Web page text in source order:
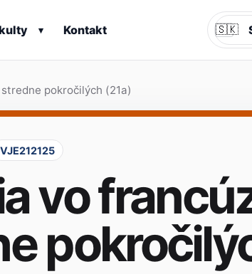
▾ Kontakt Jazyk
🇸🇰
pokročilých (21a)
VJE212125
vo